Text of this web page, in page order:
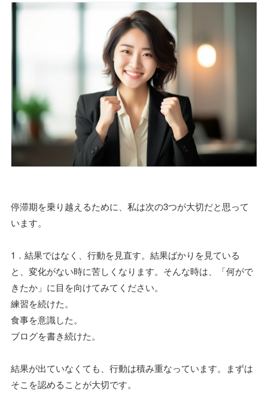
停滞期を乗り越えるために、私は次の3つが大切だと思って
います。
1．結果ではなく、行動を見直す。結果ばかりを見ている
と、変化がない時に苦しくなります。そんな時は、「何がで
きたか」に目を向けてみてください。
練習を続けた。
食事を意識した。
ブログを書き続けた。
結果が出ていなくても、行動は積み重なっています。まずは
そこを認めることが大切です。